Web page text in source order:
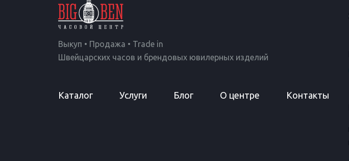
Выкуп • Продажа • Trade in
Швейцарских часов и брендовых ювилерных изделий
Каталог Услуги Блог О центре Контакты